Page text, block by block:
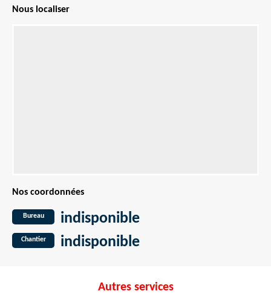
Nous localiser
Nos coordonnées
Bureau indisponible
Chantier indisponible
Autres services